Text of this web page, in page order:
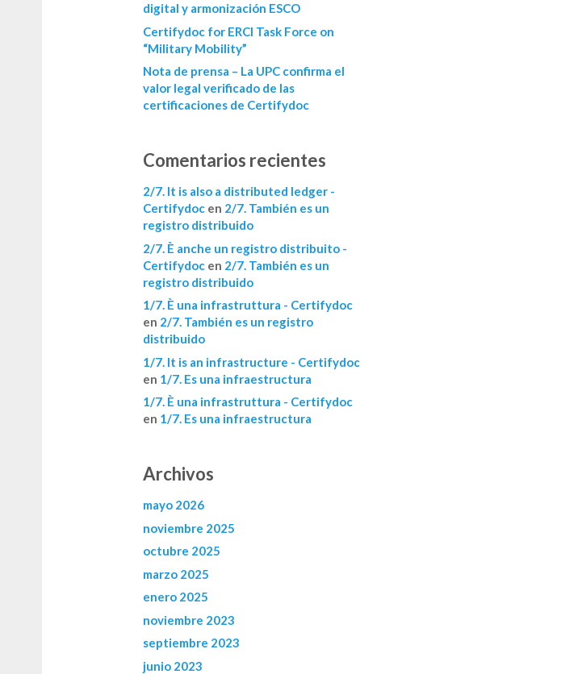
digital y armonización ESCO
Certifydoc for ERCI Task Force on
“Military Mobility”
Nota de prensa – La UPC confirma el
valor legal verificado de las
certificaciones de Certifydoc
Comentarios recientes
2/7. It is also a distributed ledger -
Certifydoc en 2/7. También es un
registro distribuido
2/7. È anche un registro distribuito -
Certifydoc en 2/7. También es un
registro distribuido
1/7. È una infrastruttura - Certifydoc
en 2/7. También es un registro
distribuido
1/7. It is an infrastructure - Certifydoc
en 1/7. Es una infraestructura
1/7. È una infrastruttura - Certifydoc
en 1/7. Es una infraestructura
Archivos
mayo 2026
noviembre 2025
octubre 2025
marzo 2025
enero 2025
noviembre 2023
septiembre 2023
junio 2023